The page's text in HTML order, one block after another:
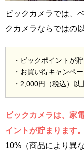
ビックカメラでは、
クカメラならではの
・ビックポイントが
・お買い得キャンペ
・2,000円（税込）
ビックカメラは、家
イントが貯まります。
10%（商品により異